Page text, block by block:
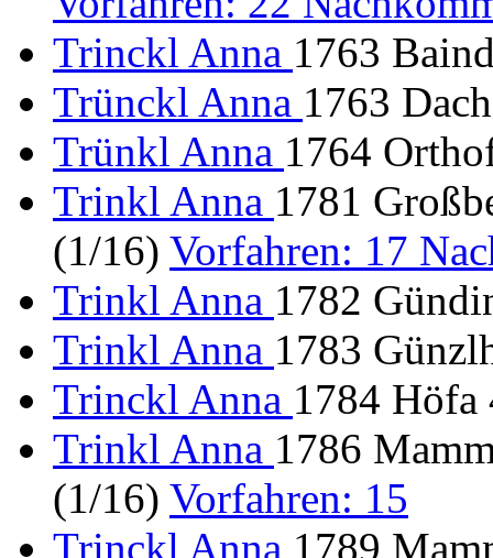
Trinckl Anna 1763
Trünckl Anna 1763
Trünkl Anna 1764
Trinkl Anna 1781
(1/16) Vorfahren: 17
Trinkl Anna 1782
Trinkl Anna 1783
Trinckl Anna 1784
Trinkl Anna 1786
(1/16) Vorfahren: 15
Trinckl Anna 1789